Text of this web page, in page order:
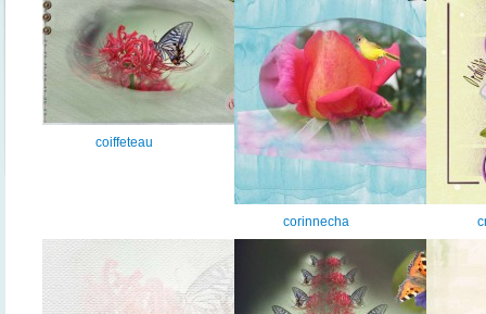
coiffeteau
corinnecha